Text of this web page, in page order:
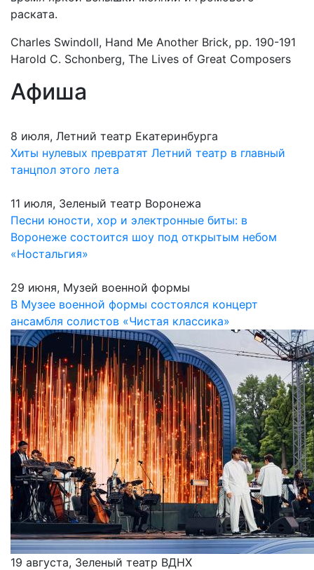
раската.
Charles Swindoll, Hand Me Another Brick, pp. 190-191
Harold C. Schonberg, The Lives of Great Composers
Афиша
8 июля, Летний театр Екатеринбурга
Хиты нулевых превратят Летний театр в главный
танцпол этого лета
11 июля, Зеленый театр Воронежа
Песни юности, хор и электронные биты: в
Воронеже состоится шоу под открытым небом
«Ностальгия»
29 июня, Музей военной формы
В Музее военной формы состоялся концерт
ансамбля солистов «Чистая классика»
19 августа, Зеленый театр ВДНХ